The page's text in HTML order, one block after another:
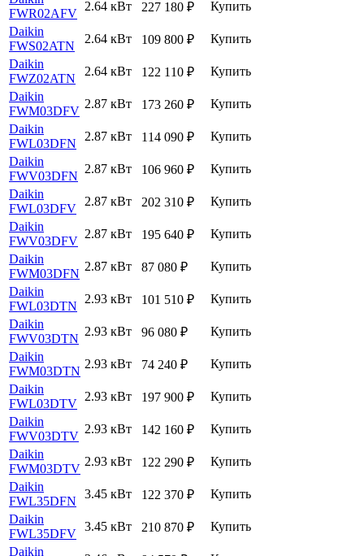
FWR02AFV
2.64 кВт 227 180 ₽
Купить
Daikin
FWS02ATN
2.64 кВт 109 800 ₽
Купить
Daikin
FWZ02ATN
2.64 кВт 122 110 ₽
Купить
Daikin
FWM03DFV
2.87 кВт 173 260 ₽
Купить
Daikin
FWL03DFN
2.87 кВт 114 090 ₽
Купить
Daikin
FWV03DFN
2.87 кВт 106 960 ₽
Купить
Daikin
FWL03DFV
2.87 кВт 202 310 ₽
Купить
Daikin
FWV03DFV
2.87 кВт 195 640 ₽
Купить
Daikin
FWM03DFN
2.87 кВт 87 080 ₽
Купить
Daikin
FWL03DTN
2.93 кВт 101 510 ₽
Купить
Daikin
FWV03DTN
2.93 кВт 96 080 ₽
Купить
Daikin
FWM03DTN
2.93 кВт 74 240 ₽
Купить
Daikin
FWL03DTV
2.93 кВт 197 900 ₽
Купить
Daikin
FWV03DTV
2.93 кВт 142 160 ₽
Купить
Daikin
FWM03DTV
2.93 кВт 122 290 ₽
Купить
Daikin
FWL35DFN
3.45 кВт 122 370 ₽
Купить
Daikin
FWL35DFV
3.45 кВт 210 870 ₽
Купить
Daikin